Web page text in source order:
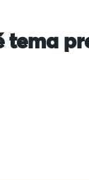
tema